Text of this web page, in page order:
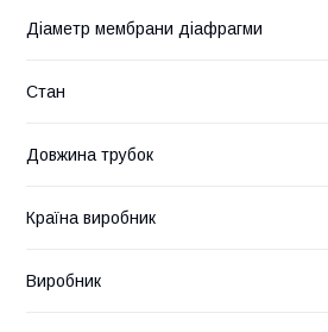
Діаметр мембрани діафрагми
Стан
Довжина трубок
Країна виробник
Виробник